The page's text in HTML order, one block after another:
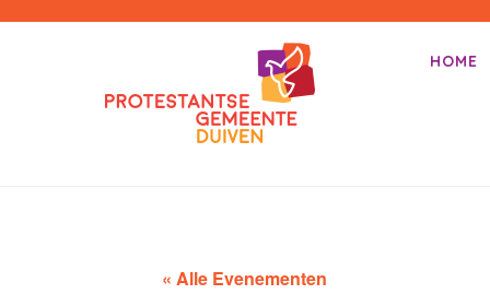
Primair
Spring
HOME
« Alle Evenementen